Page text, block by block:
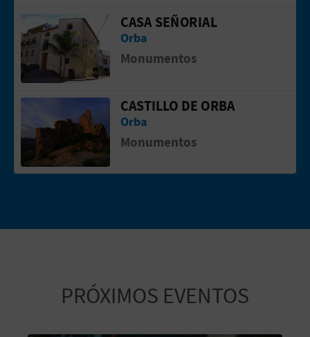
Ir a la p&aacute;gina de Casa Señorial
CASA SEÑORIAL
Orba
Monumentos
Ir a la p&aacute;gina de Castillo de
CASTILLO DE ORBA
Orba
Monumentos
PRÓXIMOS EVENTOS